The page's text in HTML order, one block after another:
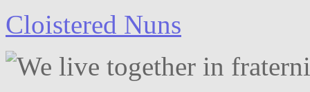
Cloistered Nuns